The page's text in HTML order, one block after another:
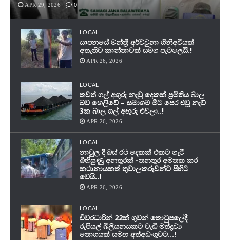
APR 29, 2026 0
LOCAL
යාපනයේ මන්ත්‍රී අර්ච්චුනා ගිනිඅවියක්
අතැතිව කාන්තාවක් සමග පැටලෙයි.!
APR 26, 2026
LOCAL
තවත් ගල් අගුරු නැවු දෙකක් ප‍්‍රමිතිය බාල
බව හෙලිවේ – සමාගම මීට පෙර එවූ නැව්
3ක බාල ගල් අඟුරු එවලා..!
APR 26, 2026
LOCAL
නාවුල දී බස් රථ දෙකක් එකට ගැටී
බිහිසුණු අනතුරක් -තනතුර අමතක කර
කථානායකත් තුවාලකරුවන්ට පිහිට
වෙයි..!
APR 26, 2026
LOCAL
චීවරධාරින් 22ක් ගුවන් තොටුපලේදී
රුපියල් බිලියනයකට වැඩි මත්ද්‍රව්‍ය
තොගයක් සමඟ අත්අඩංගුවට…!